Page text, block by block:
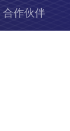
合作伙伴